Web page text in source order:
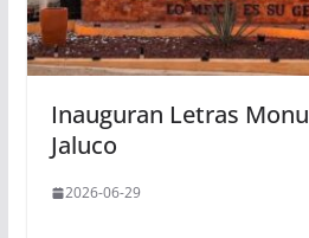
Inauguran Letras
Jaluco
2026-06-29